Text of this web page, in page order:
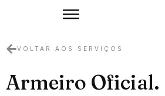
VOLTAR AOS SERVIÇOS
Armeiro Oficial.